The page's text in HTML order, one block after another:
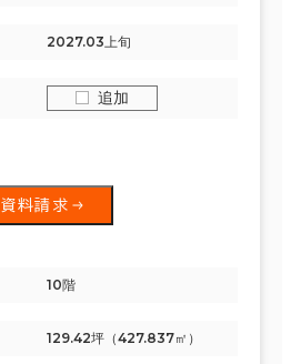
2027.03上旬
追加
資料請求
10階
129.42坪（427.837㎡）